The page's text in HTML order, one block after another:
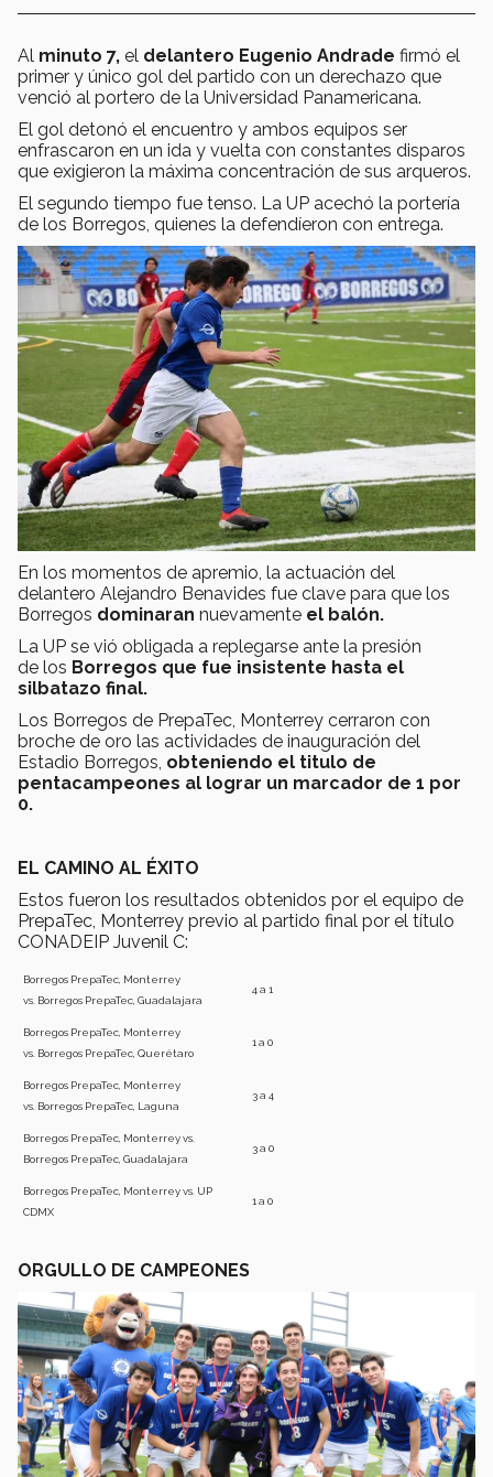
Al minuto 7, el delantero Eugenio Andrade firmó el
primer y único gol del partido con un derechazo que
venció al portero de la Universidad Panamericana.
El gol detonó el encuentro y ambos equipos ser
enfrascaron en un ida y vuelta con constantes disparos
que exigieron la máxima concentración de sus arqueros.
El segundo tiempo fue tenso. La UP acechó la portería
de los Borregos, quienes la defendíeron con entrega.
En los momentos de apremio, la actuación del
delantero Alejandro Benavides fue clave para que los
Borregos dominaran nuevamente el balón.
La UP se vió obligada a replegarse ante la presión
de los Borregos que fue insistente hasta el
silbatazo final.
Los Borregos de PrepaTec, Monterrey cerraron con
broche de oro las actividades de inauguración del
Estadio Borregos, obteniendo el titulo de
pentacampeones al lograr un marcador de 1 por
0.
EL CAMINO AL ÉXITO
Estos fueron los resultados obtenidos por el equipo de
PrepaTec, Monterrey previo al partido final por el título
CONADEIP Juvenil C:
Borregos PrepaTec, Monterrey
vs. Borregos PrepaTec, Guadalajara
4 a 1
Borregos PrepaTec, Monterrey
vs. Borregos PrepaTec, Querétaro
1 a 0
Borregos PrepaTec, Monterrey
vs. Borregos PrepaTec, Laguna
3 a 4
Borregos PrepaTec, Monterrey vs.
Borregos PrepaTec, Guadalajara
3 a 0
Borregos PrepaTec, Monterrey vs. UP
CDMX
1 a 0
ORGULLO DE CAMPEONES